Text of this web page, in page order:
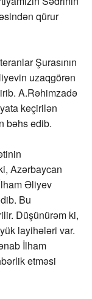
qürur
Şurasının
uzaqgörən
A.Rəhimzadə
keçirilən
bəhs edib.
Azərbaycan
Əliyev
Bu
Düşünürəm ki,
layihələri var.
İlham
etməsi